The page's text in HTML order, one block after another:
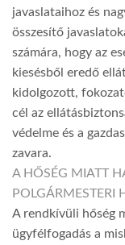
javaslataihoz és
összesítő
számára, hogy az
kiesésből eredő
kidolgozott,
cél az
védelme és a
zavara.
A HŐSÉG MIATT
POLGÁRMESTERI
A rendkívüli hőség
ügyfélfogadás a